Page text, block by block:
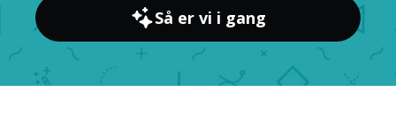
Så er vi i gang